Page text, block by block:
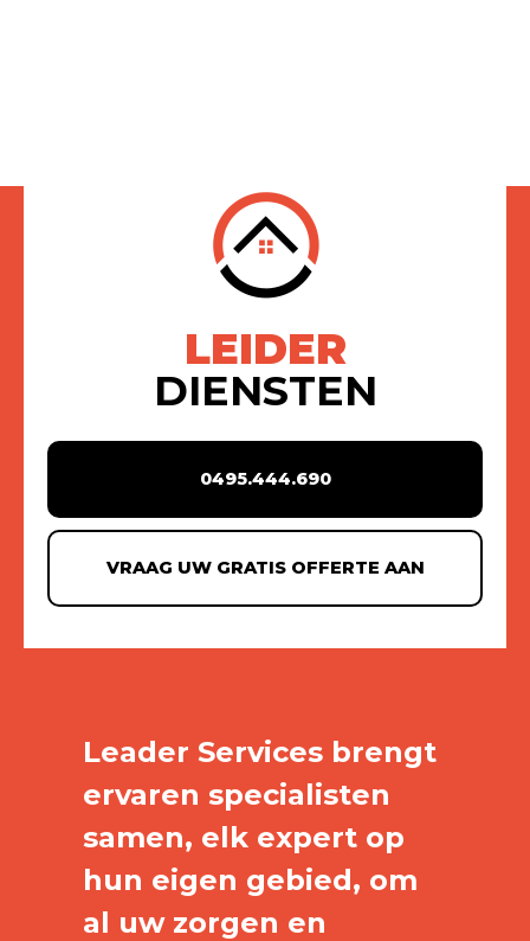
LEIDER
DIENSTEN
0495.444.690
VRAAG UW GRATIS OFFERTE AAN
Leader Services brengt
ervaren specialisten
samen, elk expert op
hun eigen gebied, om
al uw zorgen en